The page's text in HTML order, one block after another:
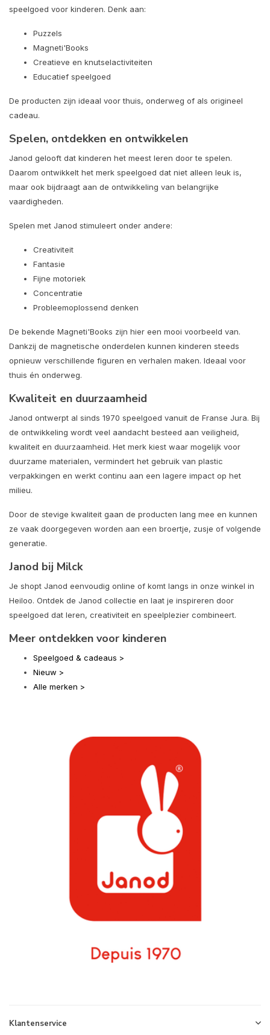
speelgoed voor kinderen. Denk aan:
Puzzels
Magneti'Books
Creatieve en knutselactiviteiten
Educatief speelgoed
De producten zijn ideaal voor thuis, onderweg of als origineel
cadeau.
Spelen, ontdekken en ontwikkelen
Janod gelooft dat kinderen het meest leren door te spelen.
Daarom ontwikkelt het merk speelgoed dat niet alleen leuk is,
maar ook bijdraagt aan de ontwikkeling van belangrijke
vaardigheden.
Spelen met Janod stimuleert onder andere:
Creativiteit
Fantasie
Fijne motoriek
Concentratie
Probleemoplossend denken
De bekende Magneti'Books zijn hier een mooi voorbeeld van.
Dankzij de magnetische onderdelen kunnen kinderen steeds
opnieuw verschillende figuren en verhalen maken. Ideaal voor
thuis én onderweg.
Kwaliteit en duurzaamheid
Janod ontwerpt al sinds 1970 speelgoed vanuit de Franse Jura. Bij
de ontwikkeling wordt veel aandacht besteed aan veiligheid,
kwaliteit en duurzaamheid. Het merk kiest waar mogelijk voor
duurzame materialen, vermindert het gebruik van plastic
verpakkingen en werkt continu aan een lagere impact op het
milieu.
Door de stevige kwaliteit gaan de producten lang mee en kunnen
ze vaak doorgegeven worden aan een broertje, zusje of volgende
generatie.
Janod bij Milck
Je shopt Janod eenvoudig online of komt langs in onze winkel in
Heiloo. Ontdek de Janod collectie en laat je inspireren door
speelgoed dat leren, creativiteit en speelplezier combineert.
Meer ontdekken voor kinderen
Speelgoed & cadeaus >
Nieuw >
Alle merken >
Klantenservice